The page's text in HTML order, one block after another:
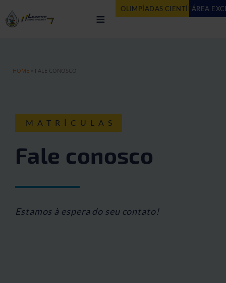
≡
OLIMPÍADAS CIENTÍFICAS
ÁREA
HOME FALE CONOSCO
MATRÍCULAS
Fale conosco
Estamos à espera do seu contato!